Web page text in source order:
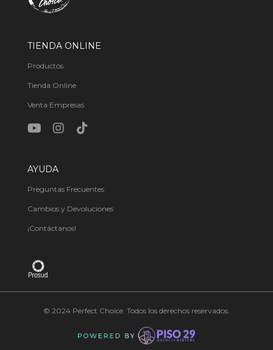
TIENDA ONLINE
Productos
Tienda Online
Venta Empresas
AYUDA
Preguntas Frecuentes
Cambios y Devoluciones
¡Contáctanos!
© 2024 Perfect Choice. Todos los derechos reservados.